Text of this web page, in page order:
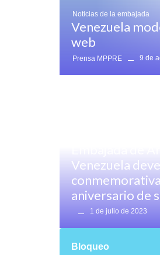
Noticias de la embajada
Venezuela
web
Prensa MPPRE 9 de
Venezuela
aniversario de
1 de julio de 2023
Bloqueo